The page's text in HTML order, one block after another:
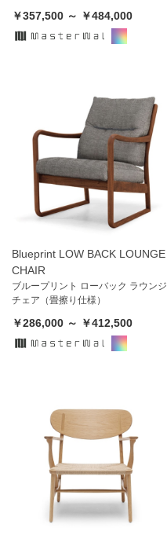
￥357,500 ～ ￥484,000
Blueprint LOW BACK LOUNGE
CHAIR
ブループリント ローバック ラウンジ
チェア（畳擦り仕様）
￥286,000 ～ ￥412,500